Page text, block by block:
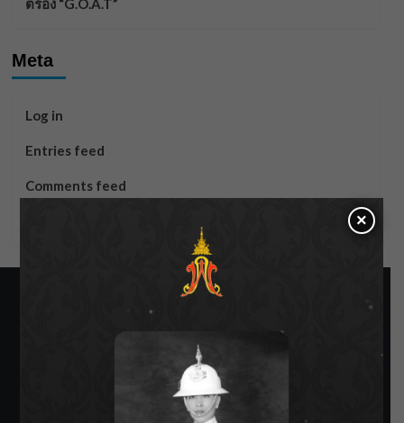
ตรอง “G.O.A.T”
Meta
Log in
Entries feed
Comments feed
×